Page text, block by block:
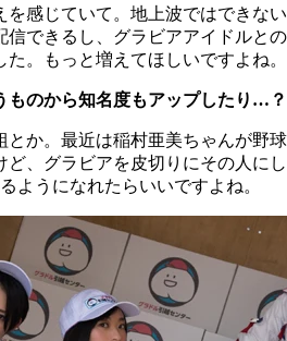
を感じていて。地上波ではできない
信できるし、グラビアアイドルとの
。もっと増えてほしいですよね。
のから知名度もアップしたり…？
か。最近は稲村亜美ちゃんが野球
ど、グラビアを皮切りにその人にし
ようになれたらいいですよね。